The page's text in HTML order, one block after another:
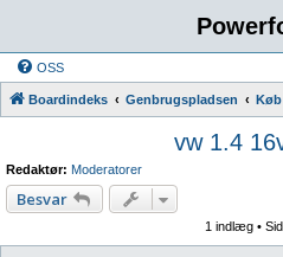
OSS
Boardindeks Genbrugspladsen
vw 1.4
Redaktør: Moderatorer
Besvar
1 indlæg •